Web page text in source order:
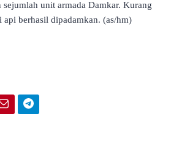
sejumlah unit armada Damkar. Kurang
berhasil dipadamkan. (as/hm)